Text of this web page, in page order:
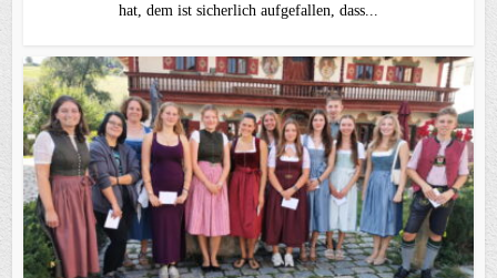
hat, dem ist sicherlich aufgefallen, dass...